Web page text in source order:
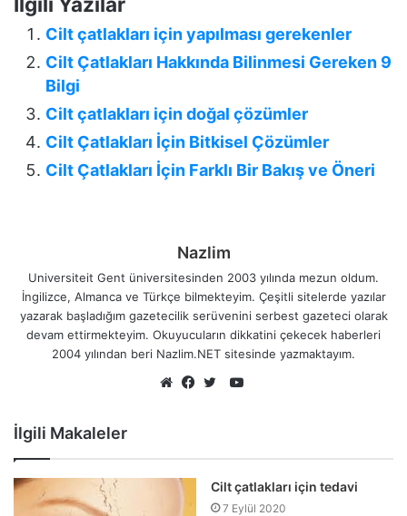
Cilt çatlakları için yapılması gerekenler
Cilt Çatlakları Hakkında Bilinmesi Gereken 9
Bilgi
Cilt çatlakları için doğal çözümler
Cilt Çatlakları İçin Bitkisel Çözümler
Cilt Çatlakları İçin Farklı Bir Bakış ve Öneri
Nazlim
Universiteit Gent üniversitesinden 2003 yılında mezun oldum.
İngilizce, Almanca ve Türkçe bilmekteyim. Çeşitli sitelerde yazılar
yazarak başladığım gazetecilik serüvenini serbest gazeteci olarak
devam ettirmekteyim. Okuyucuların dikkatini çekecek haberleri
2004 yılından beri Nazlim.NET sitesinde yazmaktayım.
YouTube
İlgili Makaleler
Cilt çatlakları için tedavi
7 Eylül 2020